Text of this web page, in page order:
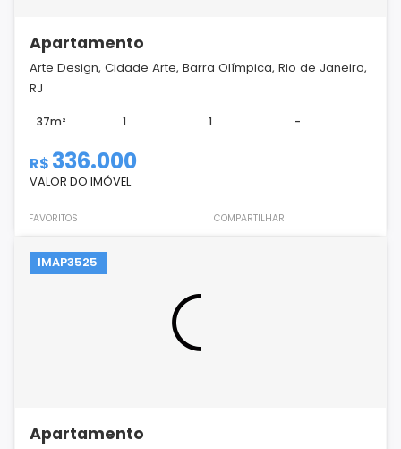
Apartamento
Arte Design, Cidade Arte, Barra Olímpica, Rio de Janeiro,
RJ
37m² 1 1 -
R$ 336.000
VALOR DO IMÓVEL
FAVORITOS COMPARTILHAR
IMAP3525
Apartamento